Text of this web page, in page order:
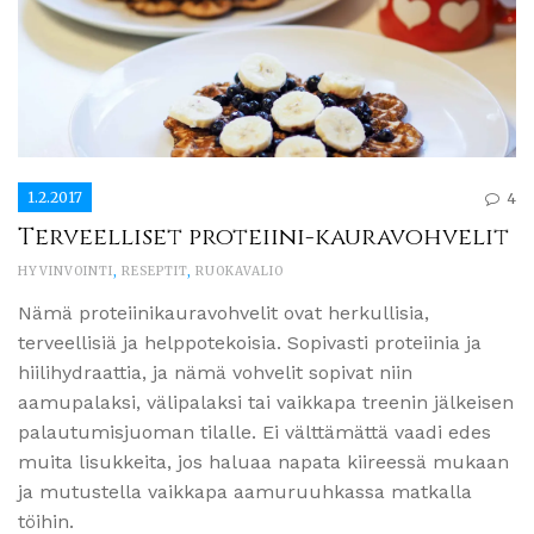
1.2.2017 4
Terveelliset proteiini-kauravohvelit
HYVINVOINTI, RESEPTIT, RUOKAVALIO
Nämä proteiinikauravohvelit ovat herkullisia,
terveellisiä ja helppotekoisia. Sopivasti proteiinia ja
hiilihydraattia, ja nämä vohvelit sopivat niin
aamupalaksi, välipalaksi tai vaikkapa treenin jälkeisen
palautumisjuoman tilalle. Ei välttämättä vaadi edes
muita lisukkeita, jos haluaa napata kiireessä mukaan
ja mutustella vaikkapa aamuruuhkassa matkalla
töihin.